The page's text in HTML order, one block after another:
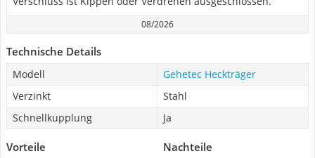
08/2026
Technische Details
Modell
Gehetec Heckträger
Verzinkt
Stahl
Schnellkupplung
Ja
Vorteile Nachteile